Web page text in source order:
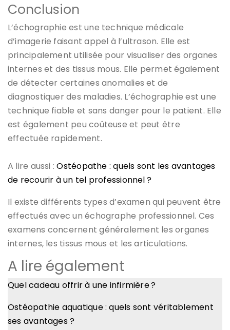
Conclusion
L’échographie est une technique médicale
d’imagerie faisant appel à l’ultrason. Elle est
principalement utilisée pour visualiser des organes
internes et des tissus mous. Elle permet également
de détecter certaines anomalies et de
diagnostiquer des maladies. L’échographie est une
technique fiable et sans danger pour le patient. Elle
est également peu coûteuse et peut être
effectuée rapidement.
A lire aussi :Ostéopathe : quels sont les avantages
de recourir à un tel professionnel ?
Il existe différents types d’examen qui peuvent être
effectués avec un échographe professionnel. Ces
examens concernent généralement les organes
internes, les tissus mous et les articulations.
A lire également
Quel cadeau offrir à une infirmière ?
Ostéopathie aquatique : quels sont véritablement
ses avantages ?